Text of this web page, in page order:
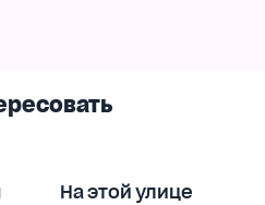
На этой улице